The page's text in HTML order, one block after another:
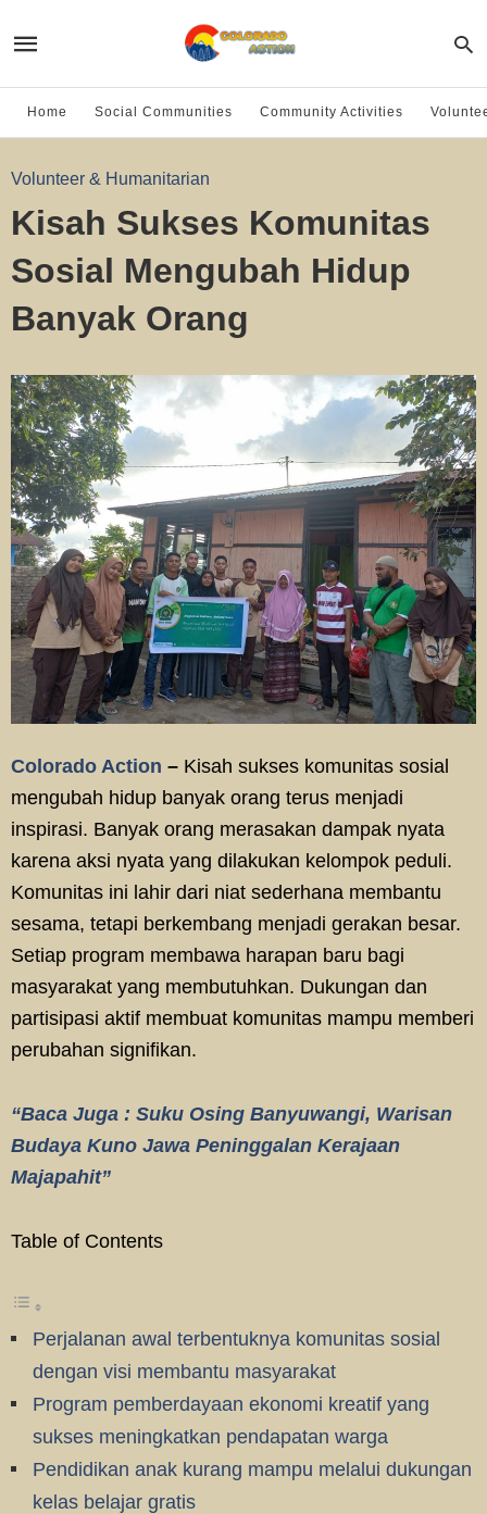
Home Social Communities Community Activities
Volunteer & Humanitarian
Kisah Sukses Komunitas
Sosial Mengubah Hidup
Banyak Orang
Colorado Action – Kisah sukses komunitas sosial
mengubah hidup banyak orang terus menjadi
inspirasi. Banyak orang merasakan dampak nyata
karena aksi nyata yang dilakukan kelompok peduli.
Komunitas ini lahir dari niat sederhana membantu
sesama, tetapi berkembang menjadi gerakan besar.
Setiap program membawa harapan baru bagi
masyarakat yang membutuhkan. Dukungan dan
partisipasi aktif membuat komunitas mampu memberi
perubahan signifikan.
“Baca Juga : Suku Osing Banyuwangi, Warisan
Budaya Kuno Jawa Peninggalan Kerajaan
Majapahit”
Table of Contents
Perjalanan awal terbentuknya komunitas sosial
dengan visi membantu masyarakat
Program pemberdayaan ekonomi kreatif yang
sukses meningkatkan pendapatan warga
Pendidikan anak kurang mampu melalui dukungan
kelas belajar gratis